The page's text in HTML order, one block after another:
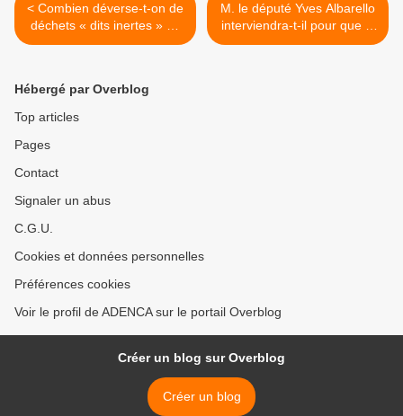
< Combien déverse-t-on de
déchets « dits inertes » en
Seine et Marne ?
M. le député Yves Albarello
interviendra-t-il pour que la
7ème circonscription ne
Hébergé par Overblog
Top articles
Pages
Contact
Signaler un abus
C.G.U.
Cookies et données personnelles
Préférences cookies
Voir le profil de ADENCA sur le portail Overblog
Créer un blog sur Overblog
Créer un blog